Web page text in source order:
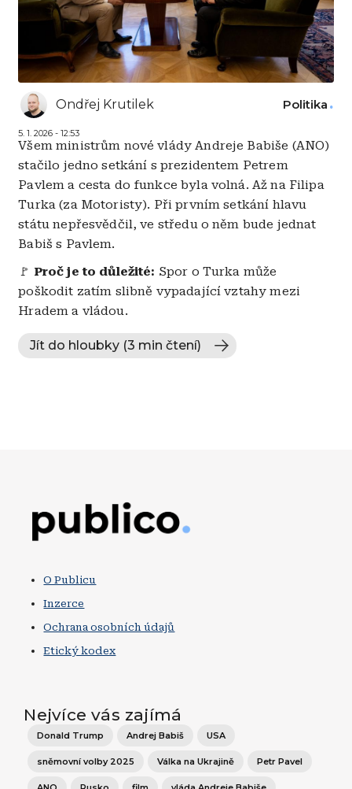
Ondřej Krutilek
5. 1. 2026 - 12:53
Politika
Všem ministrům nové vlády Andreje Babiše (ANO)
stačilo jedno setkání s prezidentem Petrem
Pavlem a cesta do funkce byla volná. Až na Filipa
Turka (za Motoristy). Při prvním setkání hlavu
státu nepřesvědčil, ve středu o něm bude jednat
Babiš s Pavlem.
🚩 Proč je to důležité: Spor o Turka může
poškodit zatím slibně vypadající vztahy mezi
Hradem a vládou.
Jít do hloubky (3 min čtení)
O Publicu
Inzerce
Ochrana osobních údajů
Etický kodex
Nejvíce vás zajímá
Donald Trump Andrej Babiš USA
sněmovní volby 2025 Válka na Ukrajině Petr Pavel